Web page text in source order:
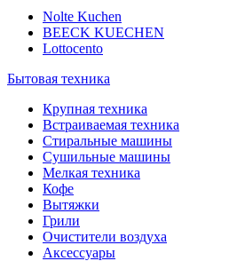
Nolte Kuchen
BEECK KUECHEN
Lottocento
Бытовая техника
Крупная техника
Встраиваемая техника
Стиральные машины
Сушильные машины
Мелкая техника
Кофе
Вытяжки
Грили
Очистители воздуха
Аксессуары